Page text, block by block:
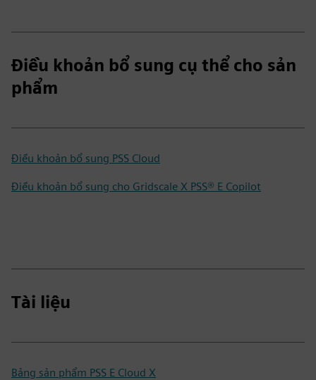
Điều khoản bổ sung cụ thể cho sản
phẩm
Điều khoản bổ sung PSS Cloud
Điều khoản bổ sung cho Gridscale X PSS® E Copilot
Tài liệu
Bảng sản phẩm PSS E Cloud X